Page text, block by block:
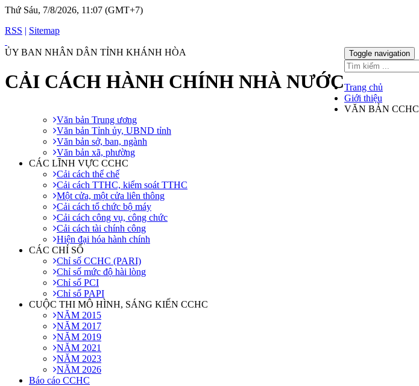
Thứ Sáu, 7/8/2026, 11:07 (GMT+7)
RSS | Sitemap
ỦY BAN NHÂN DÂN TỈNH KHÁNH HÒA
CẢI CÁCH HÀNH CHÍNH NHÀ NƯỚC
Toggle navigation
Trang chủ
Giới thiệu
VĂN BẢN CCHC
Văn bản Trung ương
Văn bản Tỉnh ủy, UBND tỉnh
Văn bản sở, ban, ngành
Văn bản xã, phường
CÁC LĨNH VỰC CCHC
Cải cách thể chế
Cải cách TTHC, kiểm soát TTHC
Một cửa, một cửa liên thông
Cải cách tổ chức bộ máy
Cải cách công vụ, công chức
Cải cách tài chính công
Hiện đại hóa hành chính
CÁC CHỈ SỐ
Chỉ số CCHC (PARI)
Chỉ số mức độ hài lòng
Chỉ số PCI
Chỉ số PAPI
CUỘC THI MÔ HÌNH, SÁNG KIẾN CCHC
NĂM 2015
NĂM 2017
NĂM 2019
NĂM 2021
NĂM 2023
NĂM 2026
Báo cáo CCHC